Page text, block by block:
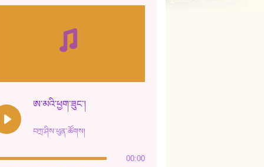
ཨ་མའི་ཕྱག་ཟུང་།
བཀྲ་ཤིས་ཕུན་ཚོགས།
00:00